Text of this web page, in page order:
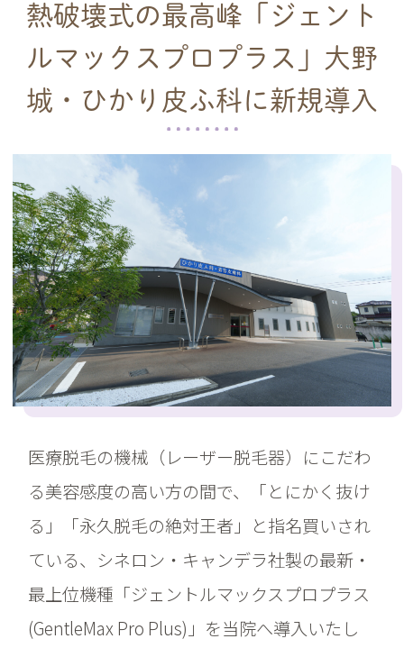
熱破壊式の最高峰「ジェント
ルマックスプロプラス」 大野
城・ひかり皮ふ科に新規導入
医療脱毛の機械（レーザー脱毛器）にこだわ
る美容感度の高い方の間で、「とにかく抜け
る」「永久脱毛の絶対王者」と指名買いされ
ている、シネロン・キャンデラ社製の最新・
最上位機種「ジェントルマックスプロプラス
(GentleMax Pro Plus)」を当院へ導入いたし